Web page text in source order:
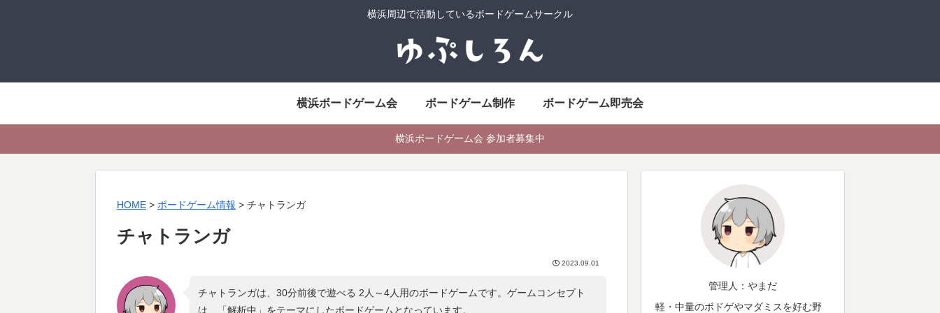
横浜周辺で活動しているボードゲームサークル
横浜ボードゲーム会 ボードゲーム制作 ボードゲーム即売会
横浜ボードゲーム会 参加者募集中
HOME > ボードゲーム情報 > チャトランガ
チャトランガ
2023.09.01
チャトランガは、30分前後で遊べる 2人～4人用のボードゲームです。ゲームコンセプト
は、「解析中 」をテーマにしたボードゲームとなっています。
管理人：やまだ
軽・中量のボドゲやマダミスを好む野